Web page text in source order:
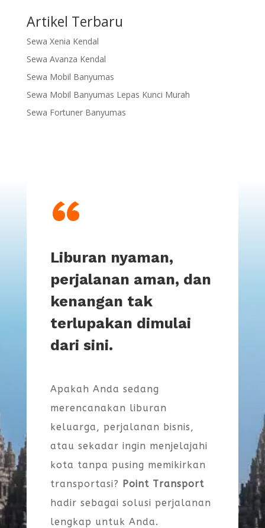
Artikel Terbaru
Sewa Xenia Kendal
Sewa Avanza Kendal
Sewa Mobil Banyumas
Sewa Mobil Banyumas Lepas Kunci Murah
Sewa Fortuner Banyumas
“
Liburan nyaman,
perjalanan aman, dan
kenangan tak
terlupakan dimulai
dari sini.
Apakah Anda sedang
merencanakan liburan
keluarga, perjalanan bisnis,
atau sekadar ingin menjelajahi
kota tanpa pusing memikirkan
transportasi? Point Transport
hadir sebagai solusi perjalanan
lengkap untuk Anda.